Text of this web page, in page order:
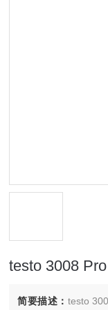
testo 3008
简要描述： testo